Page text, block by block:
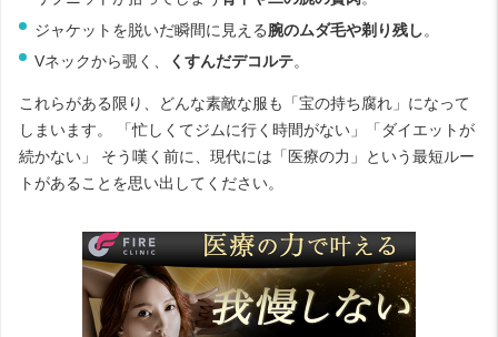
ジャケットを脱いだ瞬間に見える腕のムダ毛や剃り残し。
Vネックから覗く、
くすんだデコルテ。
これらがある限り、どんな素敵な服も「宝の持ち腐れ」になって
しまいます。 「忙しくてジムに行く時間がない」「ダイエットが
続かない」 そう嘆く前に、現代には「医療の力」という最短ルー
トがあることを思い出してください。